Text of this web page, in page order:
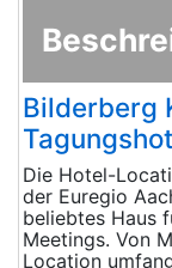
Bilderberg
Die Hotel-
der Euregio
beliebtes Haus
Meetings. Von
Location